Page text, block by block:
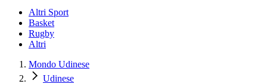
Altri Sport
Basket
Rugby
Altri
Mondo Udinese
Udinese